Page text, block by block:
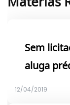
Sem
aluga
12/04/2019